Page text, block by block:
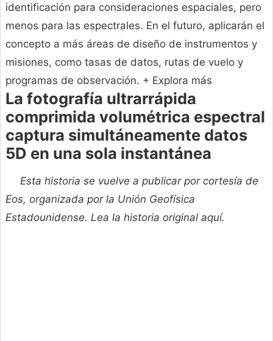
identificación para consideraciones espaciales, pero
menos para las espectrales. En el futuro, aplicarán el
concepto a más áreas de diseño de instrumentos y
misiones, como tasas de datos, rutas de vuelo y
programas de observación. + Explora más
La fotografía ultrarrápida
comprimida volumétrica espectral
captura simultáneamente datos
5D en una sola instantánea
Esta historia se vuelve a publicar por cortesía de
Eos, organizada por la Unión Geofísica
Estadounidense. Lea la historia original aquí.